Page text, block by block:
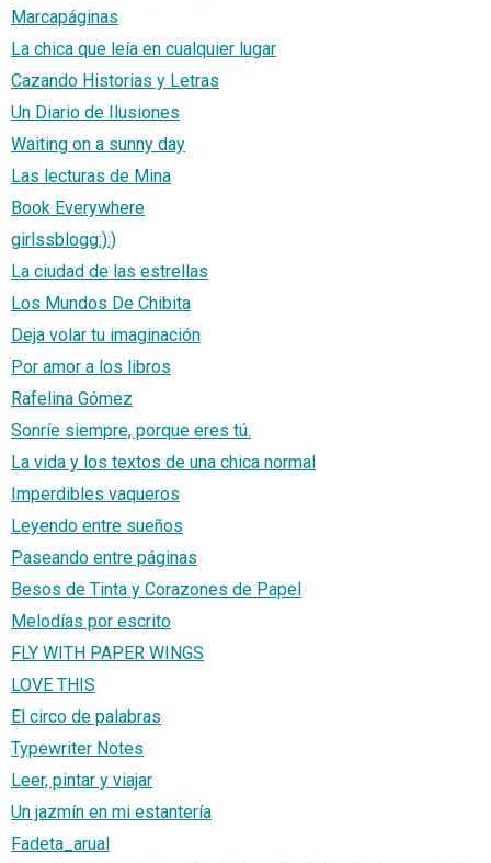
Marcapáginas
La chica que leía en cualquier lugar
Cazando Historias y Letras
Un Diario de Ilusiones
Waiting on a sunny day
Las lecturas de Mina
Book Everywhere
girlssblogg:):)
La ciudad de las estrellas
Los Mundos De Chibita
Deja volar tu imaginación
Por amor a los libros
Rafelina Gómez
Sonríe siempre, porque eres tú.
La vida y los textos de una chica normal
Imperdibles vaqueros
Leyendo entre sueños
Paseando entre páginas
Besos de Tinta y Corazones de Papel
Melodías por escrito
FLY WITH PAPER WINGS
LOVE THIS
El circo de palabras
Typewriter Notes
Leer, pintar y viajar
Un jazmín en mi estantería
Fadeta_arual